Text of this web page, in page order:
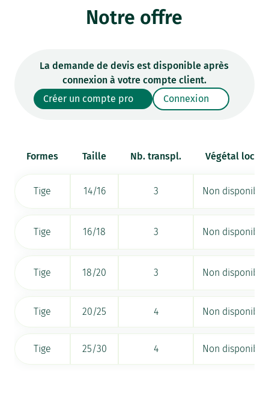
Notre offre
La demande de devis est disponible après
connexion à votre compte client.
Créer un compte pro
Connexion
Formes Taille Nb. transpl. Végétal local
Tige 14/16 3 Non disponible
Tige 16/18 3 Non disponible
Tige 18/20 3 Non disponible
Tige 20/25 4 Non disponible
Tige 25/30 4 Non disponible